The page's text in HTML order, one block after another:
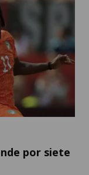
por siete